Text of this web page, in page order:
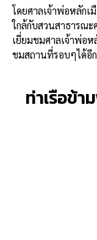
โดยศาลเจ้าพ่อหลัก
ใกล้กับสวนสาธารณะ
เยี่ยมชมศาลเจ้าพ่อห
ชมสถานที่รอบๆได้อี
ท่าเรือข้